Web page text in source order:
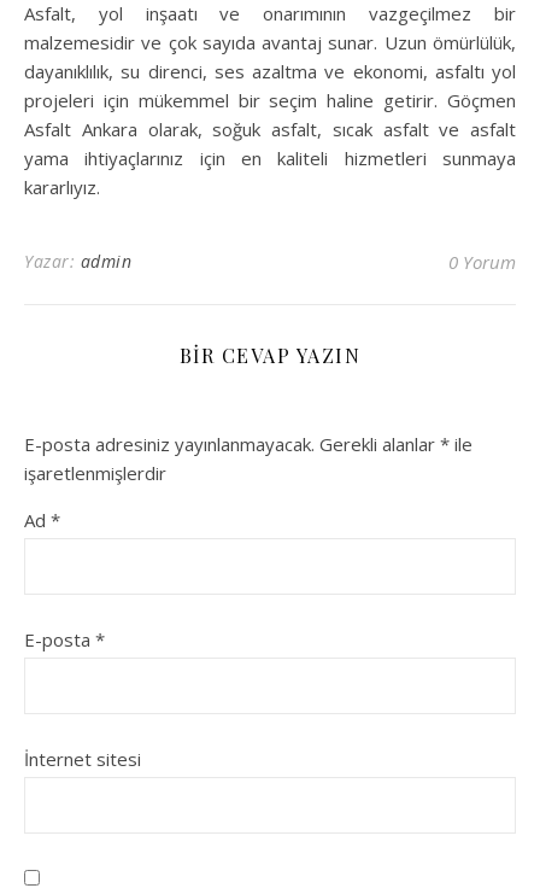
Asfalt, yol inşaatı ve onarımının vazgeçilmez bir
malzemesidir ve çok sayıda avantaj sunar. Uzun ömürlülük,
dayanıklılık, su direnci, ses azaltma ve ekonomi, asfaltı yol
projeleri için mükemmel bir seçim haline getirir. Göçmen
Asfalt Ankara olarak, soğuk asfalt, sıcak asfalt ve asfalt
yama ihtiyaçlarınız için en kaliteli hizmetleri sunmaya
kararlıyız.
Yazar: admin 0 Yorum
BIR CEVAP YAZIN
E-posta adresiniz yayınlanmayacak. Gerekli alanlar * ile
işaretlenmişlerdir
Ad *
E-posta *
İnternet sitesi